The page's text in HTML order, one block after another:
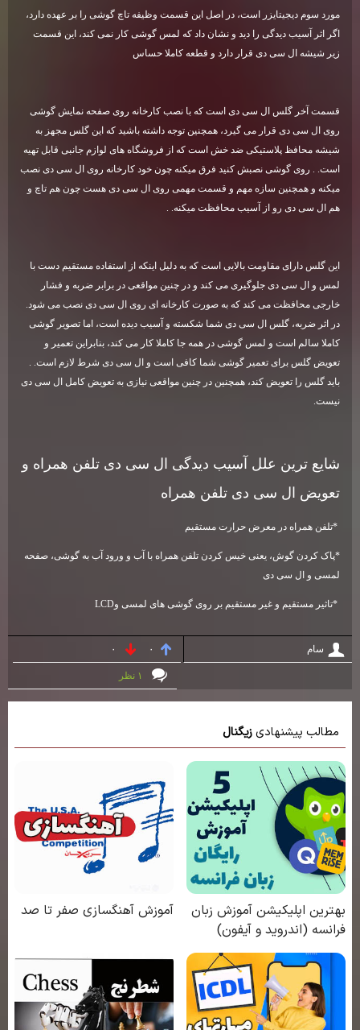
مورد سوم دیجیتایزر است، در اصل این قسمت وظیفه تاچ گوشی را بر عهده دارد،
اگر اثر آسیب دیدگی را دید و نشان داد که لمس گوشی کار نمی کند، این قسمت
زیر شیشه ال سی دی قرار دارد و قطعه کاملا حساس
قسمت آخر گلس ال سی دی است که با نصب کارخانه روی صفحه نمایش گوشی
روی ال سی دی قرار می گیرد، همچنین توجه داشته باشید که این گلس مجهز به
شیشه محافظ پلاستیکی ضد خش است که از فروشگاه های لوازم جانبی قابل تهیه
است. . روی گوشی نصبش کنید فرق میکنه چون خود کارخانه روی ال سی دی نصب
میکنه و همچنین سازه مهم و قسمت مهمی روی ال سی دی هست چون هم تاچ و
هم ال سی دی رو از آسیب محافظت میکنه. .
این گلس دارای مقاومت بالایی است که به دلیل اینکه از استفاده مستقیم دست با
لمس و ال سی دی جلوگیری می کند و در چنین مواقعی در برابر ضربه و فشار
خارجی محافظت می کند که به صورت کارخانه ای روی ال سی دی نصب می شود.
در اثر ضربه، گلس ال سی دی شما شکسته و آسیب دیده است، اما تصویر گوشی
کاملا سالم است و لمس گوشی در همه جا کاملا کار می کند، بنابراین تعمیر و
تعویض گلس برای تعمیر گوشی شما کافی است و ال سی دی شرط لازم است. .
باید گلس را تعویض کند، همچنین در چنین مواقعی نیازی به تعویض کامل ال سی دی
نیست.
شایع ترین علل آسیب دیدگی ال سی دی تلفن همراه و
تعویض ال سی دی تلفن همراه
تلفن همراه در معرض حرارت مستقیم
پاک کردن گوش، یعنی خیس کردن تلفن همراه با آب و ورود آب به گوشی، صفحه
لمسی و ال سی دی
تاثیر مستقیم و غیر مستقیم بر روی گوشی های لمسی و LCD
سام